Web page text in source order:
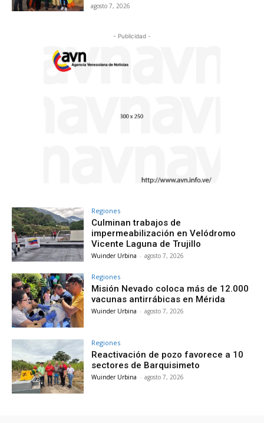
agosto 7, 2026
- Publicidad -
Regiones
Culminan trabajos de
impermeabilización en Velódromo
Vicente Laguna de Trujillo
Wuinder Urbina - agosto 7, 2026
Regiones
Misión Nevado coloca más de 12.000
vacunas antirrábicas en Mérida
Wuinder Urbina - agosto 7, 2026
Regiones
Reactivación de pozo favorece a 10
sectores de Barquisimeto
Wuinder Urbina - agosto 7, 2026